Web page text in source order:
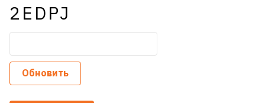
2EDPJ
Обновить